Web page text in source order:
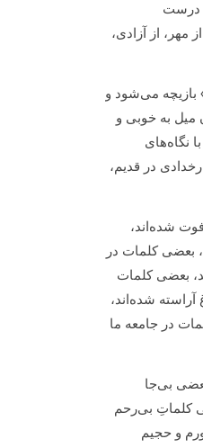
درست
مهر، از آزادی،
بازیچه می‌شود و
میل به خوبی و
نگاه‌های
در قدیم،
شده‌اند،
بعضی کلمات در
بعضی کلمات
شده‌اند،
در جامعه ما
بی‌جا
کلماتِ بی‌رحم
و حجیم